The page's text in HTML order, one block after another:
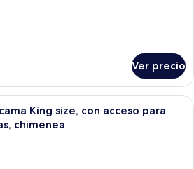
Ver precio
Una habitación de hotel con una
King size, con acceso para
chimenea